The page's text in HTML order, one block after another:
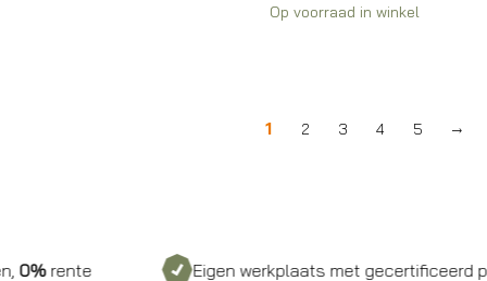
Op voorraad in winkel
1 2 3 4 5 →
Eigen werkplaats met gecertificeerd